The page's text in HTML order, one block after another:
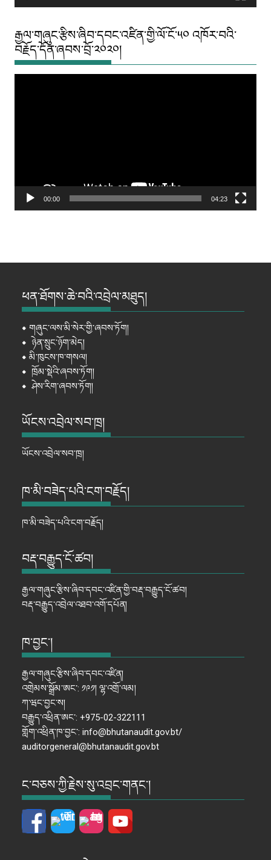
རྒྱལ་གཞུང་རྩིས་ཞིབ་དབང་འཛིན་གྱི་ལོ་ངོ་༥༠ འཁོར་བའི་
བརྗོད་དོན་ཞབས་བྲོ་༢༠༢༠།
00:00 04:23
ཕན་ཐོགས་ཆེ་བའི་འབྲེལ་མཐུད།
⦁གཞུང་ལས་མི་སེར་གྱི་ཞབས་ཏོག།
⦁ ཉེན་སྲུང་ཉོག་མེད།
⦁ མི་ཁུངས་ཁ་གསལ།
⦁ ཁྲོམ་སྡེའི་ཞབས་ཏོག།
⦁ཤེས་རིག་ཞབས་ཏོག།
ཡོངས་འབྲེལ་སབ་ཁྲ།
ཡོངས་འབྲེལ་སབ་ཁྲ།
ཁ་མི་བཟེད་པའི་ངག་བརྗོད།
ཁ་མི་བཟེད་པའི་ངག་བརྗོད།
བརྡ་བརྒྱུད་ངོ་ཚབ།
རྒྱལ་གཞུང་རྩིས་ཞིབ་དབང་འཛིན་གྱི་བརྡ་བརྒྱུད་ངོ་ཚབ།
བརྡ་བརྒྱུད་འབྲེལ་འཐབ་འགོ་དཔོན།
ཁ་བྱང་།
རྒྱལ་གཞུང་རྩིས་ཞིབ་དབང་འཛིན།
འགྲེམས་སྒྲོམ་ཨང་: ༡༩༡། ལྷ་འགྲོ་ལམ།
ཀ་ཝང་བྱང་ས།
བརྒྱུད་འཕྲིན་ཨང་: +975-02-322111
གློག་འཕྲིན་ཁ་བྱང་: info@bhutanaudit.gov.bt/
auditorgeneral@bhutanaudit.gov.bt
ང་བཅས་ཀྱི་རྗེས་སུ་འབྲང་གནང་།